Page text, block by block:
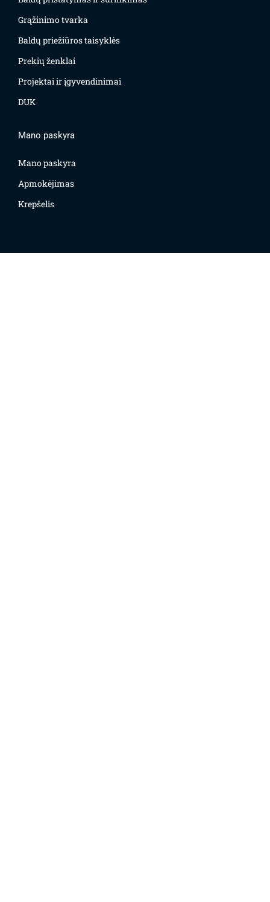
Grąžinimo tvarka
Baldų priežiūros taisyklės
Prekių ženklai
Projektai ir įgyvendinimai
DUK
Mano paskyra
Mano paskyra
Apmokėjimas
Krepšelis